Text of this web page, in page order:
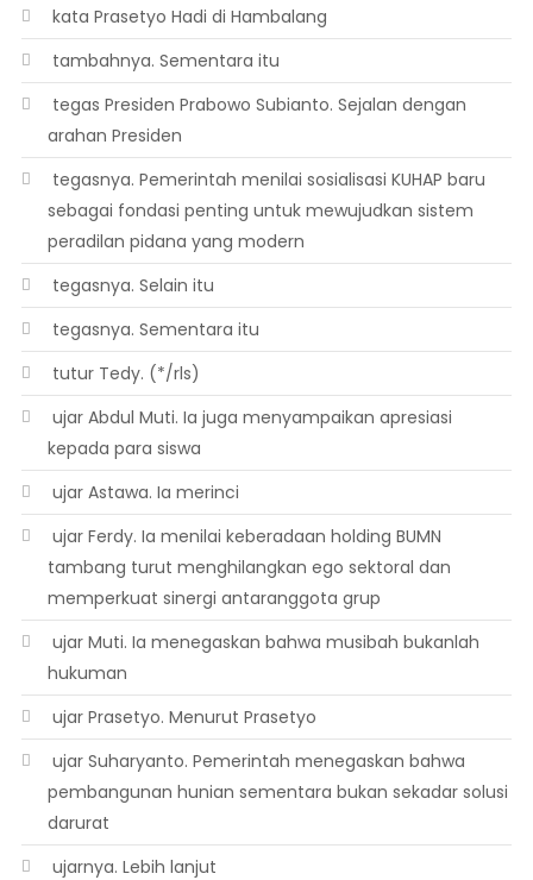
 kata Prasetyo Hadi di Hambalang
 tambahnya. Sementara itu
 tegas Presiden Prabowo Subianto. Sejalan dengan
arahan Presiden
 tegasnya. Pemerintah menilai sosialisasi KUHAP baru
sebagai fondasi penting untuk mewujudkan sistem
peradilan pidana yang modern
 tegasnya. Selain itu
 tegasnya. Sementara itu
 tutur Tedy. (*/rls)
 ujar Abdul Muti. Ia juga menyampaikan apresiasi
kepada para siswa
 ujar Astawa. Ia merinci
 ujar Ferdy. Ia menilai keberadaan holding BUMN
tambang turut menghilangkan ego sektoral dan
memperkuat sinergi antaranggota grup
 ujar Muti. Ia menegaskan bahwa musibah bukanlah
hukuman
 ujar Prasetyo. Menurut Prasetyo
 ujar Suharyanto. Pemerintah menegaskan bahwa
pembangunan hunian sementara bukan sekadar solusi
darurat
 ujarnya. Lebih lanjut